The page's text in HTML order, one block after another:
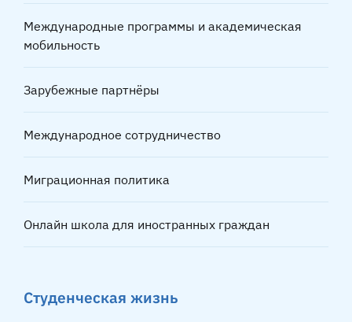
Международные программы и академическая
мобильность
Зарубежные партнёры
Международное сотрудничество
Миграционная политика
Онлайн школа для иностранных граждан
Студенческая жизнь